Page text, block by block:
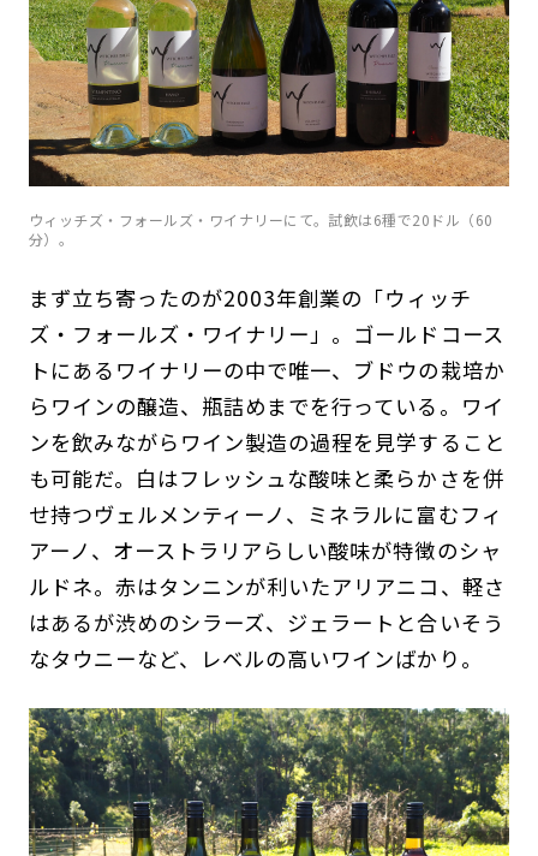
ウィッチズ・フォールズ・ワイナリーにて。試飲は6種で20ドル（60
分）。
まず立ち寄ったのが2003年創業の「ウィッチ
ズ・フォールズ・ワイナリー」。ゴールドコース
トにあるワイナリーの中で唯一、ブドウの栽培か
らワインの醸造、瓶詰めまでを行っている。ワイ
ンを飲みながらワイン製造の過程を見学すること
も可能だ。白はフレッシュな酸味と柔らかさを併
せ持つヴェルメンティーノ、ミネラルに富むフィ
アーノ、オーストラリアらしい酸味が特徴のシャ
ルドネ。赤はタンニンが利いたアリアニコ、軽さ
はあるが渋めのシラーズ、ジェラートと合いそう
なタウニーなど、レベルの高いワインばかり。